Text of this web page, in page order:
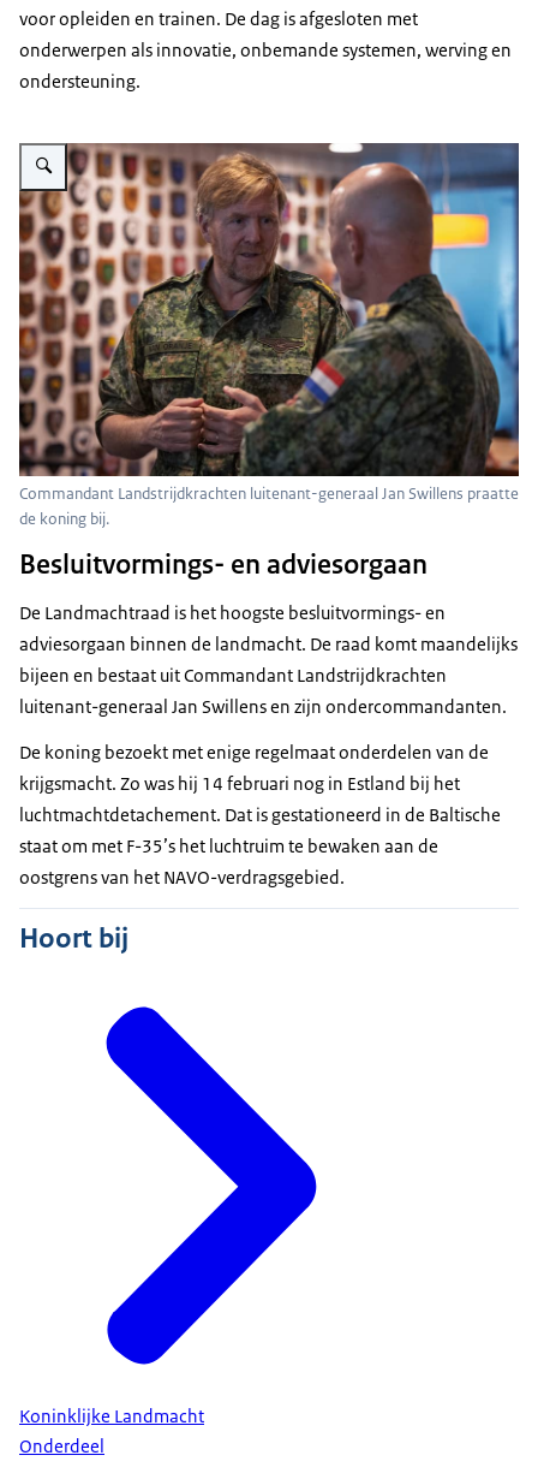
voor opleiden en trainen. De dag is afgesloten met
onderwerpen als innovatie, onbemande systemen, werving en
ondersteuning.
Vergroot afbeelding De koning in gesprek met commandant
Commandant Landstrijdkrachten luitenant-generaal Jan Swillens praatte
de koning bij.
Besluitvormings- en adviesorgaan
De Landmachtraad is het hoogste besluitvormings- en
adviesorgaan binnen de landmacht. De raad komt maandelijks
bijeen en bestaat uit Commandant Landstrijdkrachten
luitenant-generaal Jan Swillens en zijn ondercommandanten.
De koning bezoekt met enige regelmaat onderdelen van de
krijgsmacht. Zo was hij 14 februari nog in Estland bij het
luchtmachtdetachement. Dat is gestationeerd in de Baltische
staat om met F-35’s het luchtruim te bewaken aan de
oostgrens van het NAVO-verdragsgebied.
Hoort bij
Koninklijke Landmacht
Onderdeel